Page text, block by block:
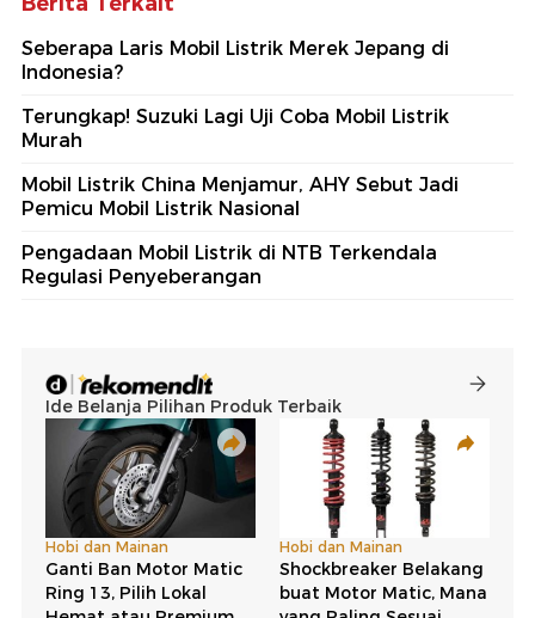
Seberapa Laris Mobil Listrik Merek Jepang di
Indonesia?
Terungkap! Suzuki Lagi Uji Coba Mobil Listrik
Murah
Mobil Listrik China Menjamur, AHY Sebut Jadi
Pemicu Mobil Listrik Nasional
Pengadaan Mobil Listrik di NTB Terkendala
Regulasi Penyeberangan